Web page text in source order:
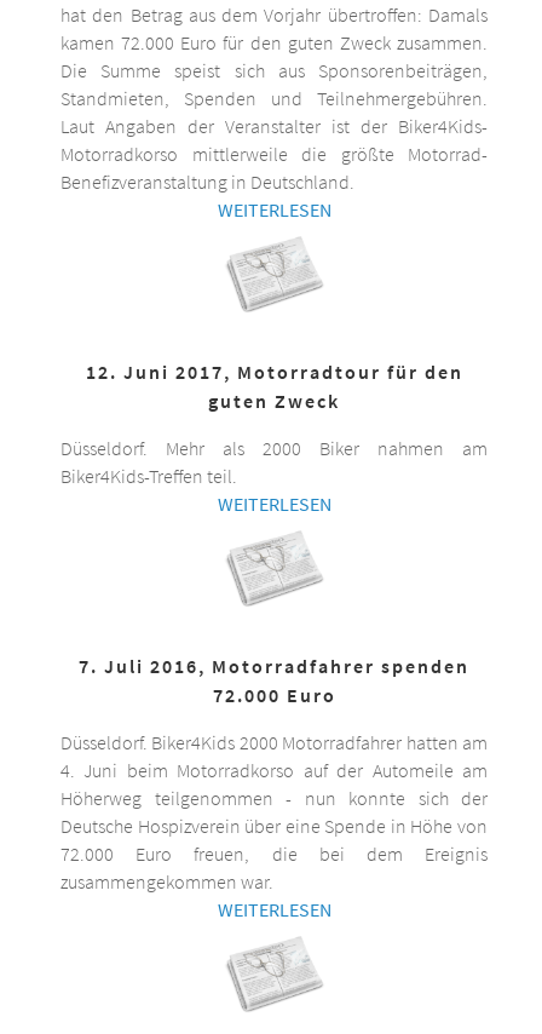
hat den Betrag aus dem Vorjahr übertroffen: Damals
kamen 72.000 Euro für den guten Zweck zusammen.
Die Summe speist sich aus Sponsorenbeiträgen,
Standmieten, Spenden und Teilnehmergebühren.
Laut Angaben der Veranstalter ist der Biker4Kids-
Motorradkorso mittlerweile die größte Motorrad-
Benefizveranstaltung in Deutschland.
WEITERLESEN
12. Juni 2017, Motorradtour für den
guten Zweck
Düsseldorf. Mehr als 2000 Biker nahmen am
Biker4Kids-Treffen teil.
WEITERLESEN
7. Juli 2016, Motorradfahrer spenden
72.000 Euro
Düsseldorf. Biker4Kids 2000 Motorradfahrer hatten am
4. Juni beim Motorradkorso auf der Automeile am
Höherweg teilgenommen - nun konnte sich der
Deutsche Hospizverein über eine Spende in Höhe von
72.000 Euro freuen, die bei dem Ereignis
zusammengekommen war.
WEITERLESEN